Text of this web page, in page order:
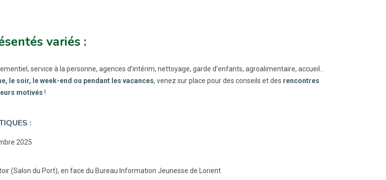
variés :
service à la personne, agences d’intérim, nettoyage, garde d’enfants, agroalimentaire, accueil...
le soir, le week-end ou pendant les vacances, venez sur place pour des conseils et des rencontres
motivés !
:
2025
(Salon du Port), en face du Bureau Information Jeunesse de Lorient